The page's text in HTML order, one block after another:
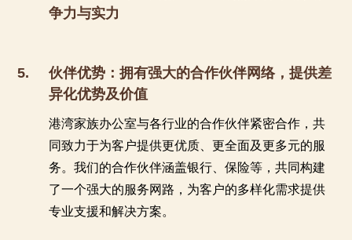
争力与实力
5.
伙伴优势：拥有强大的合作伙伴网络，提供差
异化优势及价值
港湾家族办公室与各行业的合作伙伴紧密合作，共
同致力于为客户提供更优质、更全面及更多元的服
务。我们的合作伙伴涵盖银行、保险等，共同构建
了一个强大的服务网路，为客户的多样化需求提供
专业支援和解决方案。